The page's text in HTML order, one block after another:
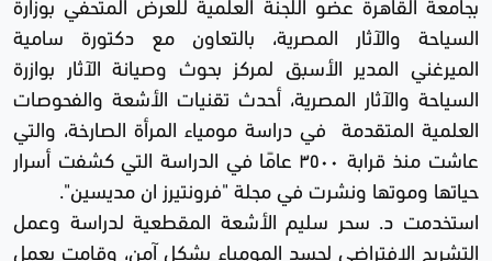
السياحة والآثار المصرية، بالتعاون مع دكتورة سامية
الميرغني المدير الأسبق لمركز بحوث وصيانة الآثار بوازرة
السياحة والآثار المصرية، أحدث تقنيات الأشعة والفحوصات
العلمية المتقدمة في دراسة مومياء المرأة الصارخة، والتي
عاشت منذ قرابة ٣٥٠٠ عامًا في الدراسة التي كشفت أسرار
حياتها وموتها ونشرت في مجلة "فرونتيرز ان مديسين".
استخدمت د. سحر سليم الأشعة المقطعية لدراسة وعمل
التشريح الافتراضي لجسد المومياء بشكل آمن، وقامت بعمل